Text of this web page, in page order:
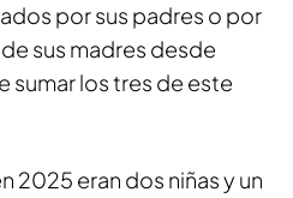
por sus padres o por
sus madres desde
sumar los tres de este
2025 eran dos niñas y un